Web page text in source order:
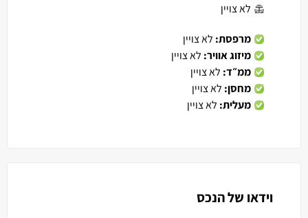
לא צויין
מרפסת: לא צויין
מיזוג אוויר: לא צויין
ממ״ד: לא צויין
מחסן: לא צויין
מעלית: לא צויין
וידאו של הנכס